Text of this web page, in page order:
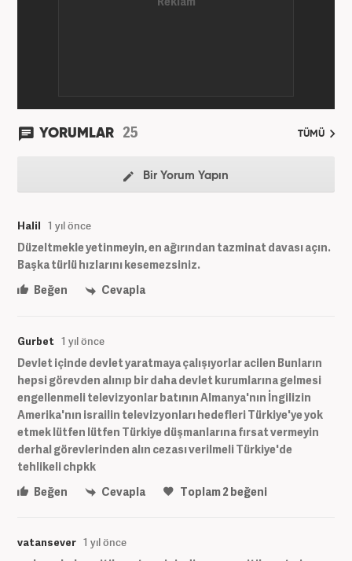
YORUMLAR 25 TÜMÜ
Bir Yorum Yapın
Halil 1 yıl önce
Düzeltmekle yetinmeyin, en ağırından tazminat davası açın.
Başka türlü hızlarını kesemezsiniz.
Beğen
Cevapla
Gurbet 1 yıl önce
Devlet içinde devlet yaratmaya çalışıyorlar acilen Bunların
hepsi görevden alınıp bir daha devlet kurumlarına gelmesi
engellenmeli televizyonlar batının Almanya'nın İngilizin
Amerika'nın israilin televizyonları hedefleri Türkiye'ye yok
etmek lütfen lütfen Türkiye düşmanlarına fırsat vermeyin
derhal görevlerinden alın cezası verilmeli Türkiye'de
tehlikeli chpkk
Beğen
Cevapla Toplam2 beğeni
vatansever 1 yıl önce